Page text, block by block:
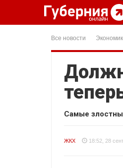
Все новости
Самые
ЖКХ 18:52, 28